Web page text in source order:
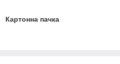
Картонна пачка